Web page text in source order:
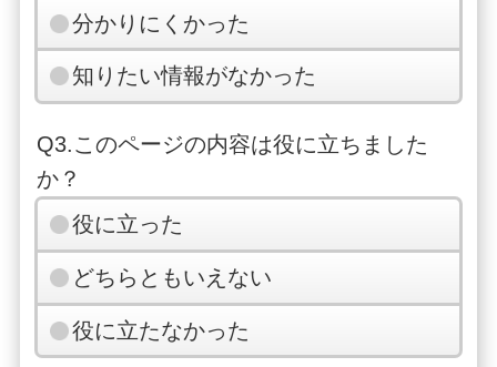
分かりにくかった
知りたい情報がなかった
Q3.このページの内容は役に立ちました
か？
役に立った
どちらともいえない
役に立たなかった